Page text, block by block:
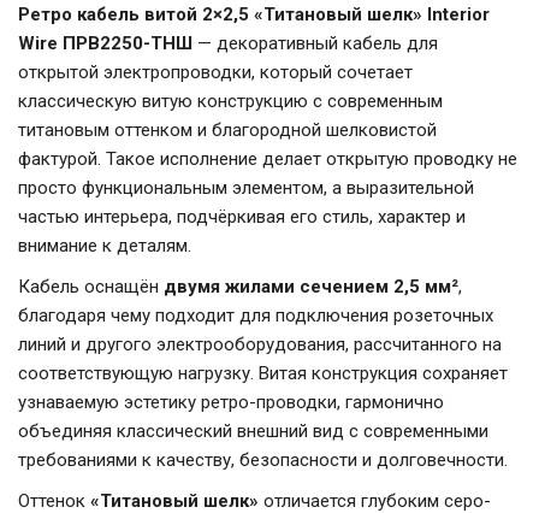
Ретро кабель витой 2×2,5 «Титановый шелк» Interior
Wire ПРВ2250-ТНШ — декоративный кабель для
открытой электропроводки, который сочетает
классическую витую конструкцию с современным
титановым оттенком и благородной шелковистой
фактурой. Такое исполнение делает открытую проводку не
просто функциональным элементом, а выразительной
частью интерьера, подчёркивая его стиль, характер и
внимание к деталям.
Кабель оснащён двумя жилами сечением 2,5 мм²,
благодаря чему подходит для подключения розеточных
линий и другого электрооборудования, рассчитанного на
соответствующую нагрузку. Витая конструкция сохраняет
узнаваемую эстетику ретро-проводки, гармонично
объединяя классический внешний вид с современными
требованиями к качеству, безопасности и долговечности.
Оттенок «Титановый шелк» отличается глубоким серо-